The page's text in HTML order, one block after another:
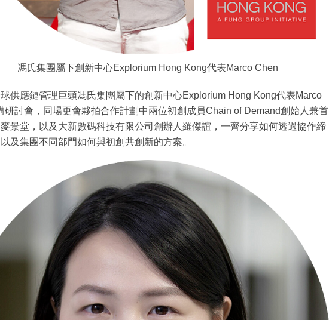
馮氏集團屬下創新中心Explorium Hong Kong代表Marco Chen
供應鏈管理巨頭馮氏集團屬下的創新中心Explorium Hong Kong代表Marco
研討會，同場更會夥拍合作計劃中兩位初創成員Chain of Demand創始人兼首
景堂，以及大新數碼科技有限公司創辦人羅傑誼，一齊分享如何透過協作締
及集團不同部門如何與初創共創新的方案。